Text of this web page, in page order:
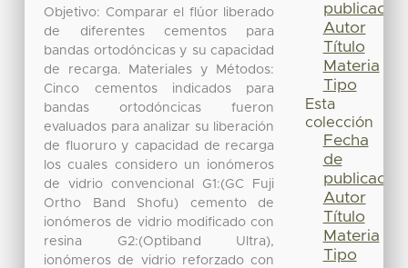
Objetivo: Comparar el flúor liberado
de diferentes cementos para
bandas ortodóncicas y su capacidad
de recarga. Materiales y Métodos:
Cinco cementos indicados para
bandas ortodóncicas fueron
evaluados para analizar su liberación
de fluoruro y capacidad de recarga
los cuales considero un ionómeros
de vidrio convencional G1:(GC Fuji
Ortho Band Shofu) cemento de
ionómeros de vidrio modificado con
resina G2:(Optiband Ultra),
ionómeros de vidrio reforzado con
publicación
Autor
Título
Materia
Tipo
Esta
colección
Fecha
de
publicación
Autor
Título
Materia
Tipo